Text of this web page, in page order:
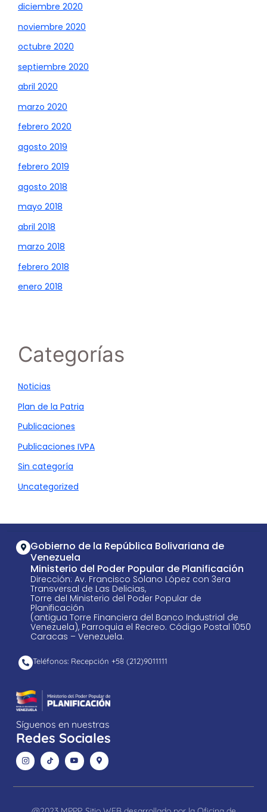
diciembre 2020
noviembre 2020
octubre 2020
septiembre 2020
abril 2020
marzo 2020
febrero 2020
agosto 2019
febrero 2019
agosto 2018
mayo 2018
abril 2018
marzo 2018
febrero 2018
enero 2018
Categorías
Noticias
Plan de la Patria
Publicaciones
Publicaciones IVPA
Sin categoría
Uncategorized
Gobierno de la República Bolivariana de
Venezuela
Ministerio del Poder Popular de Planificación
Dirección: Av. Francisco Solano López con 3era
Transversal de Las Delicias,
Torre del Ministerio del Poder Popular de
Planificación
(antigua Torre Financiera del Banco Industrial de
Venezuela), Parroquia el Recreo. Código Postal 1050
Caracas – Venezuela.
Teléfonos: Recepción +58 ​(212)9011111
Síguenos en nuestras
Redes Sociales